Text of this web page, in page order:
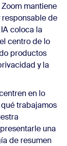
mantiene
de
coloca la
centro de lo
productos
y la
en lo
trabajamos
una
de resumen